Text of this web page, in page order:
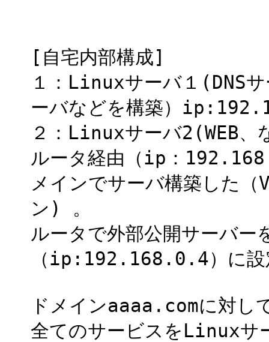
[自宅内部構成]
１：Linuxサーバ１(DNS
ーバなどを構築）
２：Linuxサーバ2(WEB
ルータ経由（ip：
メインでサーバ構築した（
ン) 。
ルータで外部公開サーバ
（ip:192.168.0.4）に設
ドメインaaaa.comに対し
全てのサービスをLinux